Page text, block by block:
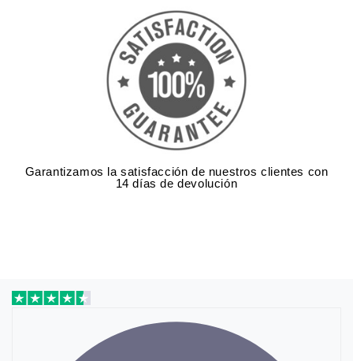
Garantizamos la satisfacción de nuestros clientes con
14 días de devolución